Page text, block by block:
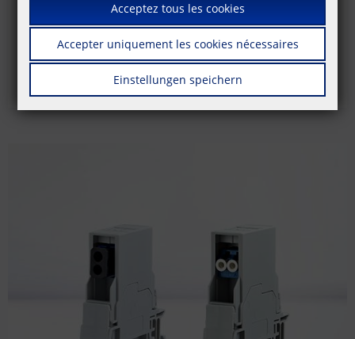
RJ45
Unités de raccordement RJ45 pour montage sur rail DIN TH35
selon DIN EN 60715 dans les distributeurs électriques.
Acceptez tous les cookies
Accepter uniquement les cookies nécessaires
Einstellungen speichern